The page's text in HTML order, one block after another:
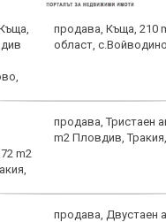
продава, Къща, 210
област,
продава, Тристаен
m2 Пловдив, Тракия,
продава, Двустаен